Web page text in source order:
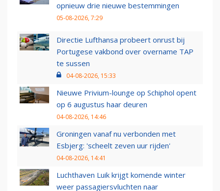
opnieuw drie nieuwe bestemmingen
05-08-2026, 7:29
Directie Lufthansa probeert onrust bij
Portugese vakbond over overname TAP
te sussen
04-08-2026, 15:33
Nieuwe Privium-lounge op Schiphol opent
op 6 augustus haar deuren
04-08-2026, 14:46
Groningen vanaf nu verbonden met
Esbjerg: 'scheelt zeven uur rijden'
04-08-2026, 14:41
Luchthaven Luik krijgt komende winter
weer passagiersvluchten naar